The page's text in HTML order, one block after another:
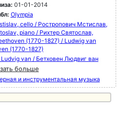
01-01-2014
Olympia
cello / Ростропович Мстислав,
piano / Рихтер Святослав,
(1770-1827) / Ludwig van
(1770-1827)
van / Бетховен Людвиг ван
больше
и инструментальная музыка